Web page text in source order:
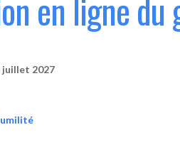
en ligne
juillet 2027